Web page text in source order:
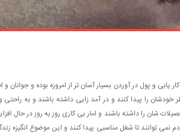
یابی و پول در آوردن بسیار آسان تر از امروزه بوده و
را پیدا کنند و در آمد زایی داشته باشند و به راحتی
شان را داشته باشند و امار بی کاری روز به روز در حال
نمی توانند تا شغل مناسبی پیدا کنند و این موضوع انگیزه